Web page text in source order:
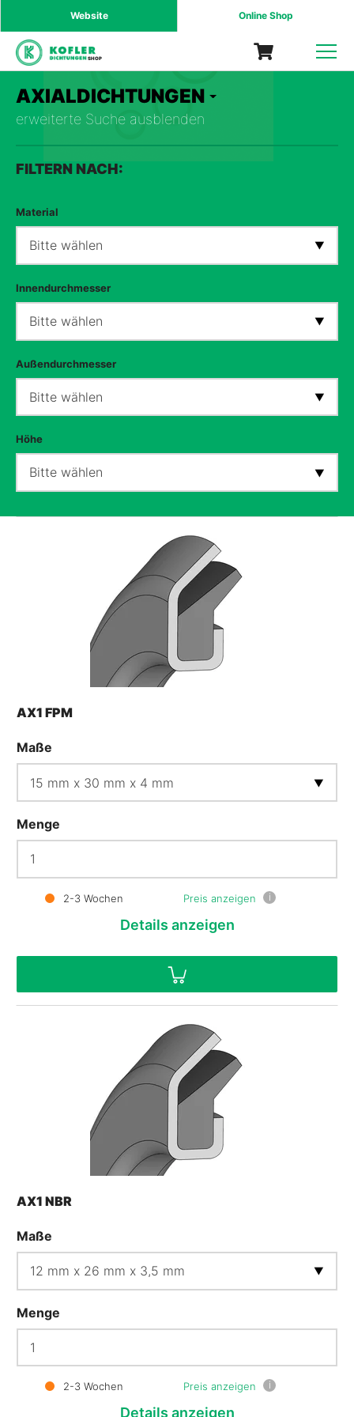
Website Online Shop
SHOP
AXIALDICHTUNGEN
erweiterte Suche ausblenden
FILTERN NACH:
Material
Bitte wählen
Innendurchmesser
Bitte wählen
Außendurchmesser
Bitte wählen
Höhe
Bitte wählen
AX1 FPM
Maße
Menge
Preis anzeigen i
2-3 Wochen
Details anzeigen
AX1 NBR
Maße
Menge
Preis anzeigen i
2-3 Wochen
Details anzeigen